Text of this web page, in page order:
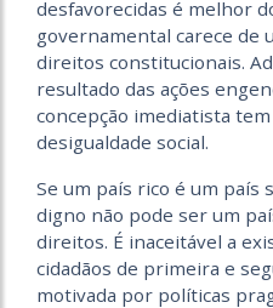
desfavorecidas é melhor
governamental carece de
direitos constitucionais.
resultado das ações
concepção imediatista
desigualdade social.
Se um país rico é um país
digno não pode ser um
direitos. É inaceitável a
cidadãos de primeira e
motivada por políticas